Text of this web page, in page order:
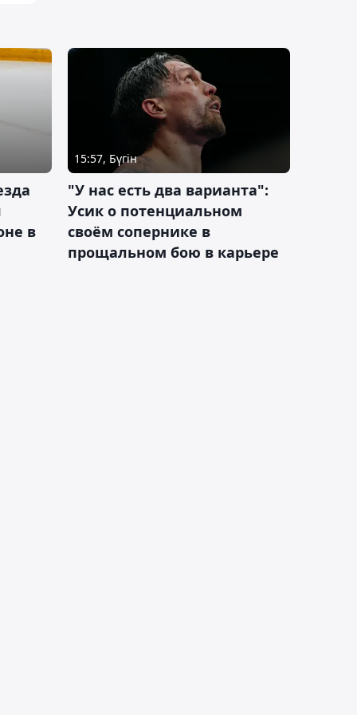
в
15:57, Бүгін
"У нас есть два варианта":
Усик о потенциальном
своём сопернике в
прощальном бою в карьере